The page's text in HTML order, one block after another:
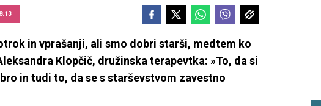
in vprašanji, ali smo dobri starši, medtem ko
Klopčič, družinska terapevtka: »To, da si
in tudi to, da se s starševstvom zavestno